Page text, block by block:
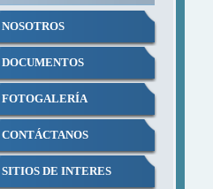
NOSOTROS
DOCUMENTOS
FOTOGALERÍA
CONTÁCTANOS
SITIOS DE INTERES